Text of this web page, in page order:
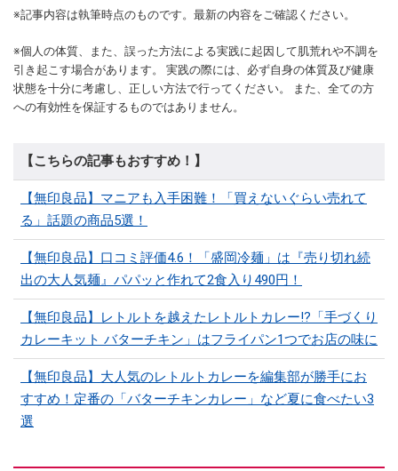
※記事内容は執筆時点のものです。最新の内容をご確認ください。
※個人の体質、また、誤った方法による実践に起因して肌荒れや不調を
引き起こす場合があります。 実践の際には、必ず自身の体質及び健康
状態を十分に考慮し、正しい方法で行ってください。 また、全ての方
への有効性を保証するものではありません。
【こちらの記事もおすすめ！】
【無印良品】マニアも入手困難！「買えないぐらい売れて
る」話題の商品5選！
【無印良品】口コミ評価4.6！「盛岡冷麺」は『売り切れ続
出の大人気麺』パパッと作れて2食入り490円！
【無印良品】レトルトを越えたレトルトカレー!?「手づくり
カレーキット バターチキン」はフライパン1つでお店の味に
【無印良品】大人気のレトルトカレーを編集部が勝手にお
すすめ！定番の「バターチキンカレー」など夏に食べたい3
選